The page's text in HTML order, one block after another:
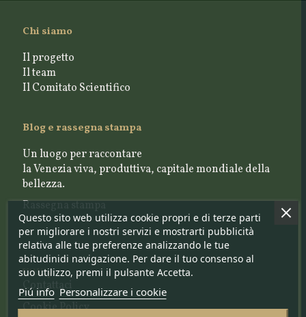
Chi siamo
Il progetto
Il team
Il Comitato Scientifico
Blog e rassegna stampa
Un luogo per raccontare
la Venezia viva, produttiva, capitale mondiale della
bellezza.
Rassegna stampa
Utility
Contattaci
Cookie Policy
Questo sito web utilizza cookie propri e di terze parti
per migliorare i nostri servizi e mostrarti pubblicità
relativa alle tue preferenze analizzando le tue
abitudinidi navigazione. Per dare il tuo consenso al
suo utilizzo, premi il pulsante Accetta.
Piú info Personalizzare i cookie